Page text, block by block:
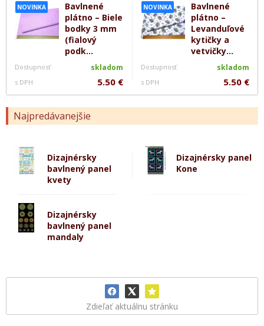
NOVINKA
Bavlnené
plátno – Biele
bodky 3 mm
(fialový
podk...
Dostupnosť skladom
s DPH 5.50 €
NOVINKA
Bavlnené
plátno –
Levanduľové
kytičky a
vetvičky...
Dostupnosť skladom
s DPH 5.50 €
Najpredávanejšie
Dizajnérsky
bavlnený panel
kvety
Dizajnérsky panel
Kone
Dizajnérsky
bavlnený panel
mandaly
Zdieľať aktuálnu stránku